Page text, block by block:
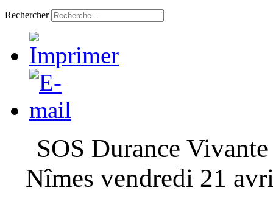
Rechercher
SOS Durance
Nîmes vendredi 21